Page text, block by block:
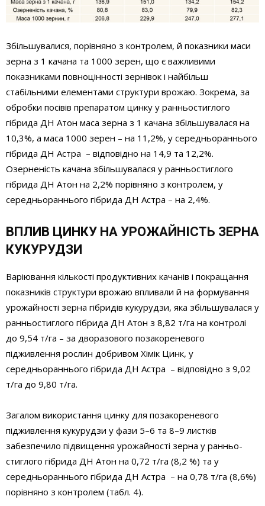
Збільшувалися, порівняно з контролем, й показники маси
зерна з 1 качана та 1000 зерен, що є важливими
показниками повноцінності зернівок і найбільш
стабільними елементами структури врожаю. Зокрема, за
обробки посівів препаратом цинку у ранньостиглого
гібрида ДН Атон маса зерна з 1 качана збільшувалася на
10,3%, а маса 1000 зерен – на 11,2%, у середньораннього
гібрида ДН Астра – відповідно на 14,9 та 12,2%.
Озерненість качана збільшувалася у ранньостиглого
гібрида ДН Атон на 2,2% порівняно з контролем, у
середньораннього гібрида ДН Астра – на 2,4%.
ВПЛИВ ЦИНКУ НА УРОЖАЙНІСТЬ ЗЕРНА
КУКУРУДЗИ
Варіювання кількості продуктивних качанів і покращання
показників структури врожаю впливали й на формування
урожайності зерна гібридів кукурудзи, яка збільшувалася у
ранньостиглого гібрида ДН Атон з 8,82 т/га на контролі
до 9,54 т/га – за дворазового позакореневого
підживлення рослин добривом Хімік Цинк, у
середньораннього гібрида ДН Астра – відповідно з 9,02
т/га до 9,80 т/га.
Загалом використання цинку для позакореневого
підживлення кукурудзи у фази 5–6 та 8–9 листків
забезпечило підвищення урожайності зерна у ранньо­
стиглого гібрида ДН Атон на 0,72 т/га (8,2 %) та у
середньораннього гібрида ДН Астра – на 0,78 т/га (8,6%)
порівняно з контролем (табл. 4).